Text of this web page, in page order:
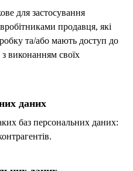
для застосування
продавця, які
та/або мають доступ до
виконанням своїх
даних
баз персональних даних: